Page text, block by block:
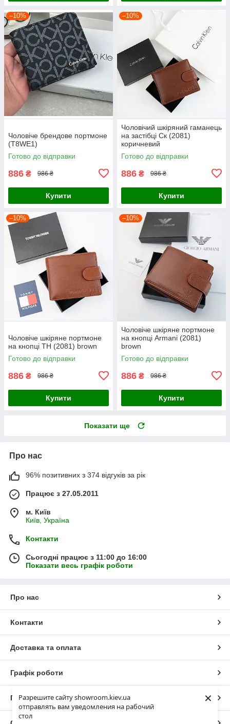
Разрешите сайту showroom.kiev.ua
отправлять вам уведомления на рабочий
стол
×
–10%
Чоловіче брендове портмоне
(T8WE1)
Готово до відправки
886 ₴ 986 ₴
Купити
–10%
Чоловічий шкіряний гаманець
на застібці Ск (2081)
коричневий
Готово до відправки
886 ₴ 986 ₴
Купити
–10%
Чоловіче шкіряне портмоне
на кнопці TH (2081) brown
Готово до відправки
886 ₴ 986 ₴
Купити
–10%
Чоловіче шкіряне портмоне
на кнопці Armani (2081)
brown
Готово до відправки
886 ₴ 986 ₴
Купити
Показати ще
Про нас
96% позитивних з 374 відгуків за рік
Працює з 27.05.2011
м. Київ
Київ, Україна
Контакти
Сьогодні працює з 11:00 до 16:00
Показати весь графік роботи
Про нас
Контакти
Доставка та оплата
Графік роботи
Повна версія сайту